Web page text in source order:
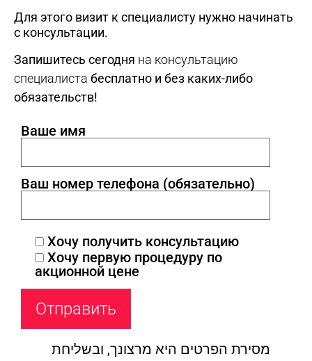
Для этого визит к специалисту нужно начинать
с консультации.
Запишитесь сегодня на консультацию
специалиста бесплатно и без каких-либо
обязательств!
Ваше имя
Ваш номер телефона (обязательно)
Хочу получить консультацию
Хочу первую процедуру по
акционной цене
מסירת הפרטים היא מרצונך, ובשליחת